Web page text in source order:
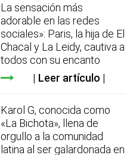
La sensación más
adorable en las redes
sociales»: Paris, la hija de El
Chacal y La Leidy, cautiva a
todos con su encanto
Leer artículo
Karol G, conocida como
«La Bichota», llena de
orgullo a la comunidad
latina al ser galardonada en